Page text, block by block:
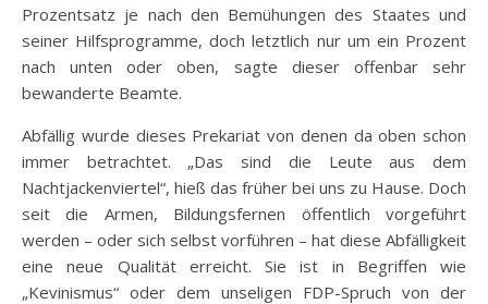
Prozentsatz je nach den Bemühungen des Staates und
seiner Hilfsprogramme, doch letztlich nur um ein Prozent
nach unten oder oben, sagte dieser offenbar sehr
bewanderte Beamte.
Abfällig wurde dieses Prekariat von denen da oben schon
immer betrachtet. „Das sind die Leute aus dem
Nachtjackenviertel“, hieß das früher bei uns zu Hause. Doch
seit die Armen, Bildungsfernen öffentlich vorgeführt
werden – oder sich selbst vorführen – hat diese Abfälligkeit
eine neue Qualität erreicht. Sie ist in Begriffen wie
„Kevinismus“ oder dem unseligen FDP-Spruch von der